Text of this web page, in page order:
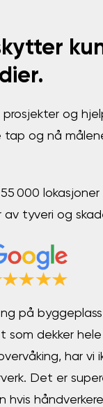
prosjekter og
tap og nå
000
av tyveri og
på
som dekker
har vi
Det er
hvis